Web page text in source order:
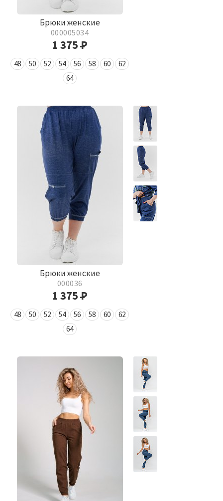
Брюки женские
000005034
1 375Р
48 50 52 54 56 58 60
62
64
Брюки женские
000036
1 375Р
48 50 52 54 56 58 60
62
64